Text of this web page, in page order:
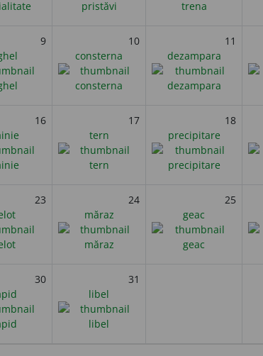
9
10
consterna
11
dezampara
16
17
tern
18
precipitare
23
24
măraz
25
geac
30
31
libel